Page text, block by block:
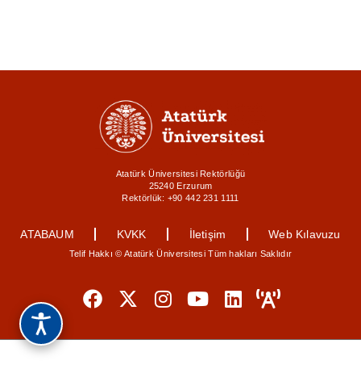
Atatürk Üniversitesi Rektörlüğü
25240 Erzurum
Rektörlük: +90 442 231 1111
ATABAUM KVKK İletişim Web Kılavuzu
Telif Hakkı © Atatürk Üniversitesi Tüm hakları Saklıdır